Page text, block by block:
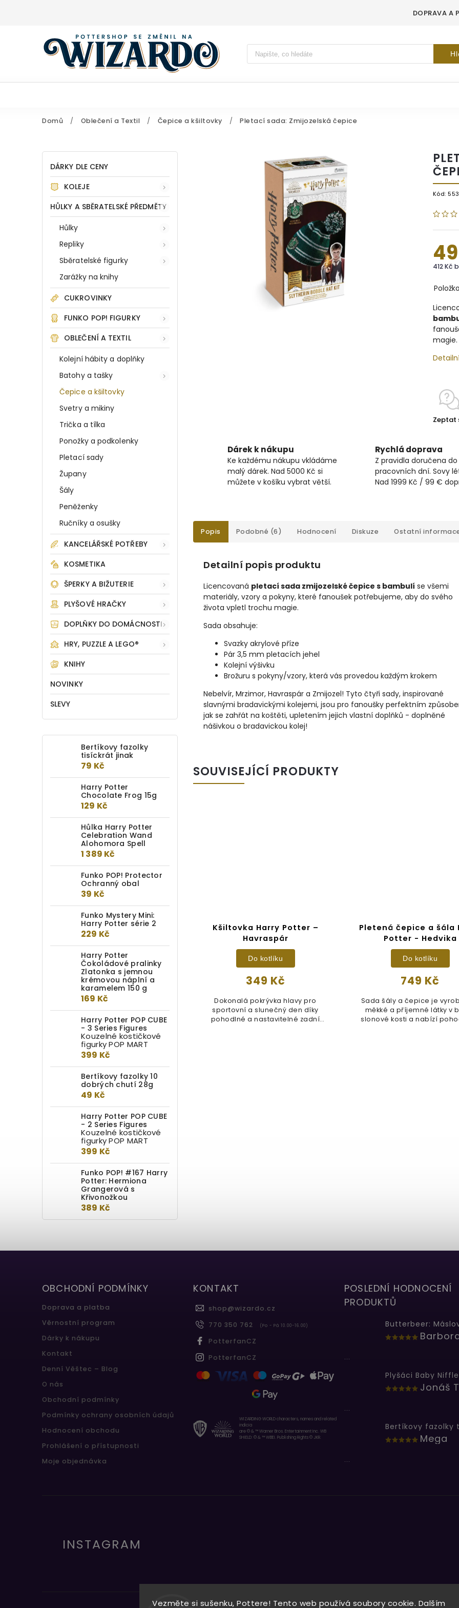
Vezměte si sušenku, Pottere! Tento web používá soubory cookie. Dalším
DOPRAVA A
Vyhledávání
Domů / Oblečení a Textil / Čepice a kšiltovky / Pletací sada: Zmijozelská čepice
DÁRKY DLE CENY
KOLEJE
HŮLKY A SBĚRATELSKÉ PŘEDMĚTY
Hůlky
Repliky
Sběratelské figurky
Zarážky na knihy
CUKROVINKY
FUNKO POP! FIGURKY
OBLEČENÍ A TEXTIL
Kolejní hábity a doplňky
Batohy a tašky
Čepice a kšiltovky
Svetry a mikiny
Trička a tílka
Ponožky a podkolenky
Pletací sady
Župany
Šály
Peněženky
Ručníky a osušky
KANCELÁŘSKÉ POTŘEBY
KOSMETIKA
ŠPERKY A BIŽUTERIE
PLYŠOVÉ HRAČKY
DOPLŇKY DO DOMÁCNOSTI
HRY, PUZZLE A LEGO®
KNIHY
NOVINKY
SLEVY
Bertíkovy fazolky
tisíckrát jinak
79 Kč
Harry Potter
Chocolate Frog 15g
129 Kč
Hůlka Harry Potter
Celebration Wand
Alohomora Spell
1 389 Kč
Funko POP! Protector
Ochranný obal
39 Kč
Funko Mystery Mini:
Harry Potter série 2
229 Kč
Harry Potter
Čokoládové pralinky
Zlatonka s jemnou
krémovou náplní a
karamelem 150 g
169 Kč
Harry Potter POP CUBE
- 3 Series Figures
Kouzelné kostičkové
figurky POP MART
399 Kč
Bertíkovy fazolky 10
dobrých chutí 28g
49 Kč
Harry Potter POP CUBE
- 2 Series Figures
Kouzelné kostičkové
figurky POP MART
399 Kč
Funko POP! #167 Harry
Potter: Hermiona
Grangerová s
Křivonožkou
389 Kč
Kód:
412 Kč
magie.
Zeptat
Dárek k nákupu
Ke každému nákupu vkládáme
malý dárek. Nad 5000 Kč si
můžete v košíku vybrat větší.
Rychlá doprava
Z pravidla doručena
pracovních dní. Sovy
Nad 1999 Kč / 99 €
Popis Podobné (6) Hodnocení Diskuze Ostatní
Detailní popis produktu
Licencovaná pletací sada zmijozelské čepice s bambulí se všemi
materiály, vzory a pokyny, které fanoušek potřebujeme, aby do svého
života vpletl trochu magie.
Sada obsahuje:
Svazky akrylové příze
Pár 3,5 mm pletacích jehel
Kolejní výšivku
Brožuru s pokyny/vzory, která vás provedou každým krokem
Nebelvír, Mrzimor, Havraspár a Zmijozel! Tyto čtyři sady, inspirované
slavnými bradavickými kolejemi, jsou pro fanoušky perfektním
jak se zahřát na koštěti, upletením jejich vlastní doplňků - doplněné
nášivkou o bradavickou kolej!
SOUVISEJÍCÍ PRODUKTY
Zimní čepice Zmijozel
399 Kč
Do kotlíku
Díky kvalitnímu superměkkému
materiálu a detailní výšivce je tato
čepice nepostradatelným...
Kšiltovka Harry Potter –
Havraspár
349 Kč
Do kotlíku
Dokonalá pokrývka hlavy pro
sportovní a slunečný den díky
pohodlné a nastavitelné zadní
Pletená čepice a šála
Potter - Hedvika
749 Kč
Do kotlíku
Sada šály a čepice je
měkké a příjemné látky v
slonové kosti a nabízí
OBCHODNÍ PODMÍNKY
Doprava a platba
Věrnostní program
Dárky k nákupu
Kontakt
Denní Věštec – Blog
O nás
Obchodní podmínky
Podmínky ochrany osobních údajů
Hodnocení obchodu
Prohlášení o přístupnosti
Moje objednávka
KONTAKT
shop@wizardo.cz
770 350 762
(Po - Pá 10.00-16.00)
PotterfanCZ
PotterfanCZ
WIZARDING WORLD characters, names and related
indicia
are © & ™ Warner Bros. Entertainment Inc. WB
SHIELD: © & ™ WBEI. Publishing Rights © JKR.
POSLEDNÍ HODNOCENÍ
PRODUKTŮ
...
Plyšáci Baby
Jonáš
...
Mega
...
INSTAGRAM